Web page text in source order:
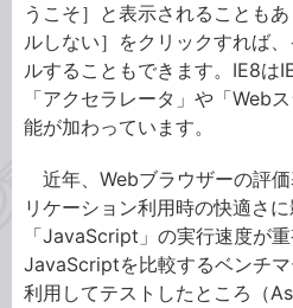
うこそ］と表示されることも
ルしない］をクリックすれば
ルすることもできます。IE8は
「アクセラレータ」や「Web
能が加わっています。
近年、Webブラウザーの評
リケーション利用時の快適さ
「JavaScript」の実行速度が
JavaScriptを比較するベンチ
利用してテストしたところ（